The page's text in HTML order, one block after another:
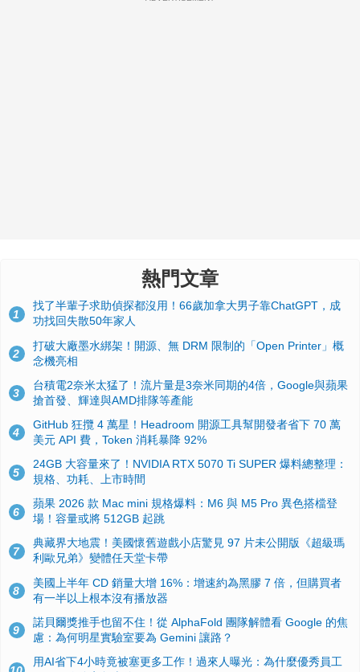
熱門文章
1
找了半輩子求助偵探都沒用！66歲加拿大男子靠ChatGPT，成
功找回失散50年家人
2
打破大廠墨水綁架！開源、無 DRM 限制的「Open Printer」概
念機亮相
3
台積電2奈米太猛了！流片量是3奈米同期的4倍，Google與蘋果
搶首發、輝達與AMD排隊等產能
4
GitHub 狂攬 4 萬星！Headroom 開源工具幫開發者省下 70 萬
美元 API 費，Token 消耗暴降 92%
5
24GB 大容量來了！NVIDIA RTX 5070 Ti SUPER 爆料總整理：
規格、功耗、上市時間
6
蘋果 2026 款 Mac mini 規格爆料：M6 與 M5 Pro 異色搭檔登
場！容量或將 512GB 起跳
7
典藏界大地震！美國懷舊遊戲小店驚見 97 片未公開版《超級瑪
利歐兄弟》變體任天堂卡帶
8
美國上半年 CD 銷量大增 16%：增速約為黑膠 7 倍，但購買者
有一半以上根本沒有播放器
9
諾貝爾獎推手也留不住！從 AlphaFold 團隊解體看 Google 的焦
慮：為何明星實驗室要為 Gemini 讓路？
用AI省下4小時竟被塞更多工作！過來人曝光：為什麼優秀員工